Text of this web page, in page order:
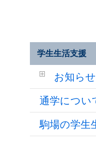
学生生活支援
お知らせ
通学につい
駒場の学生